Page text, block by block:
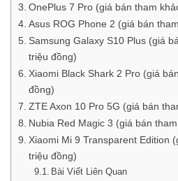
OnePlus 7 Pro (giá bán tham
Asus ROG Phone 2 (giá bán
Samsung Galaxy S10 Plus (giá
triệu đồng)
Xiaomi Black Shark 2 Pro (giá
đồng)
ZTE Axon 10 Pro 5G (giá bán
Nubia Red Magic 3 (giá bán
Xiaomi Mi 9 Transparent Edition
triệu đồng)
Bài Viết Liên Quan